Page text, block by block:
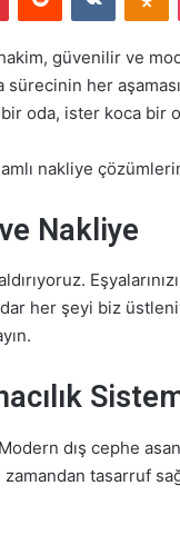
güvenilir ve
sürecinin her
oda, ister koca bir
nakliye
Nakliye
her şeyi biz
dış cephe
tasarruf